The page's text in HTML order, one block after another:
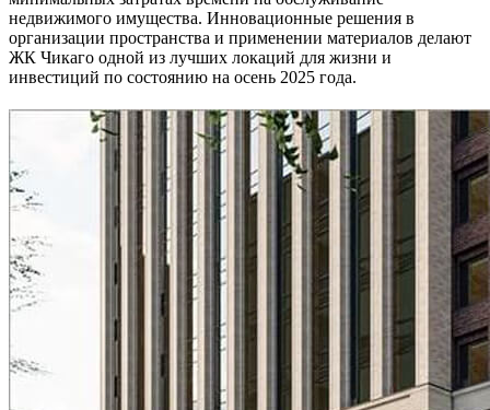
недвижимого имущества. Инновационные решения в
организации пространства и применении материалов делают
ЖК Чикаго одной из лучших локаций для жизни и
инвестиций по состоянию на осень 2025 года.